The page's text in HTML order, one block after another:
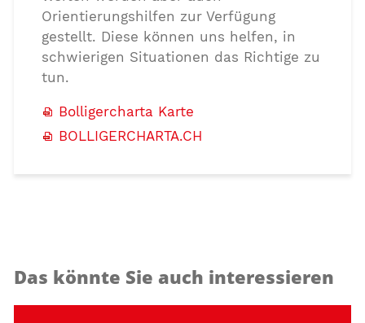
Orientierungshilfen zur Verfügung
gestellt. Diese können uns helfen, in
schwierigen Situationen das Richtige zu
tun.
Bolligercharta Karte
BOLLIGERCHARTA.CH
Das könnte Sie auch interessieren